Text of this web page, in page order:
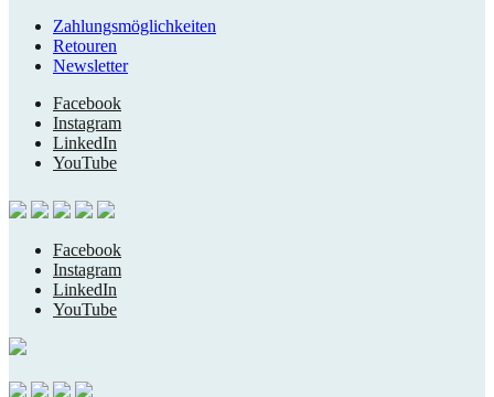
Zahlungsmöglichkeiten
Retouren
Newsletter
Facebook
Instagram
LinkedIn
YouTube
Facebook
Instagram
LinkedIn
YouTube